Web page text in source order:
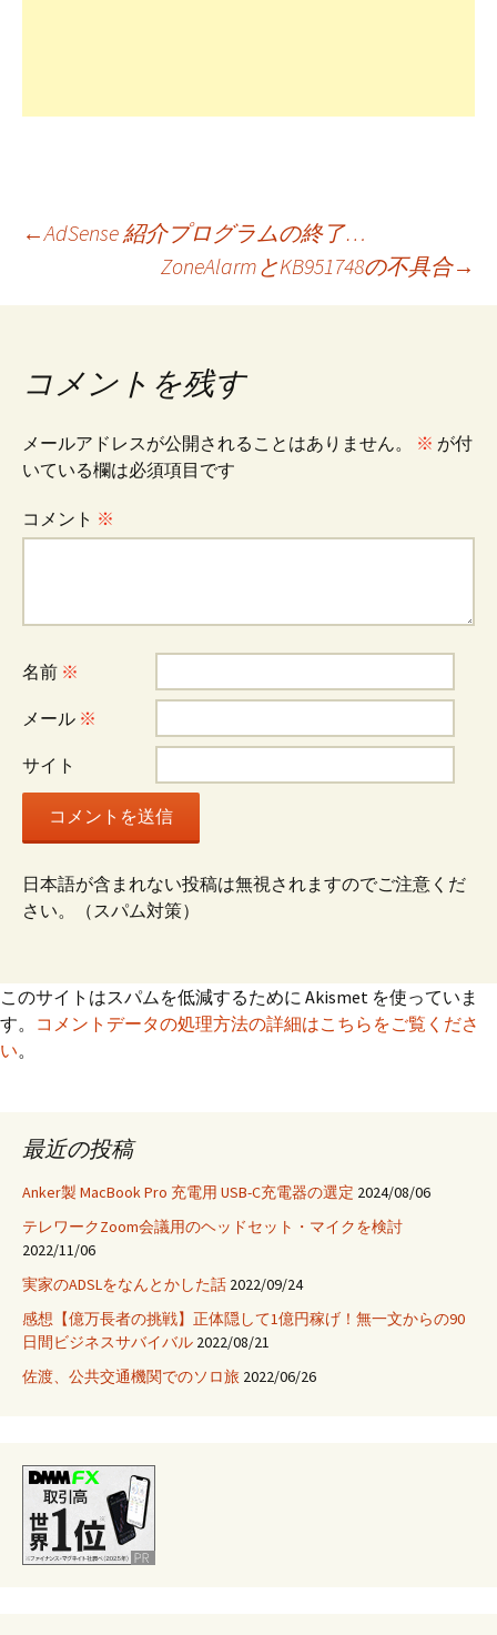
投
稿
ナ
ビ
ゲ
シ
ョ
ン
←AdSense 紹介プログラムの終了…
ZoneAlarmとKB951748の不具合→
コメントを残す
メールアドレスが公開されることはありません。 ※ が付
いている欄は必須項目です
コメント ※
名前 ※
メール ※
サイト
日本語が含まれない投稿は無視されますのでご注意くだ
さい。（スパム対策）
このサイトはスパムを低減するために Akismet を使っていま
す。 コメントデータの処理方法の詳細はこちらをご覧くださ
い。
最近の投稿
Anker製 MacBook Pro 充電用 USB-C充電器の選定 2024/08/06
テレワークZoom会議用のヘッドセット・マイクを検討
2022/11/06
実家のADSLをなんとかした話 2022/09/24
感想【億万長者の挑戦】正体隠して1億円稼げ！無一文からの90
日間ビジネスサバイバル 2022/08/21
佐渡、公共交通機関でのソロ旅 2022/06/26